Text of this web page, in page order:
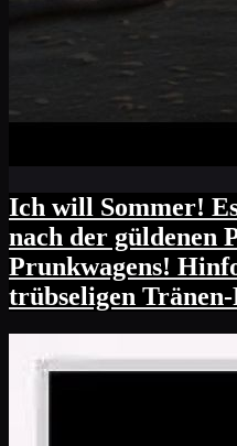
Ich will Sommer!
nach der güldenen
Prunkwagens!
trübseligen